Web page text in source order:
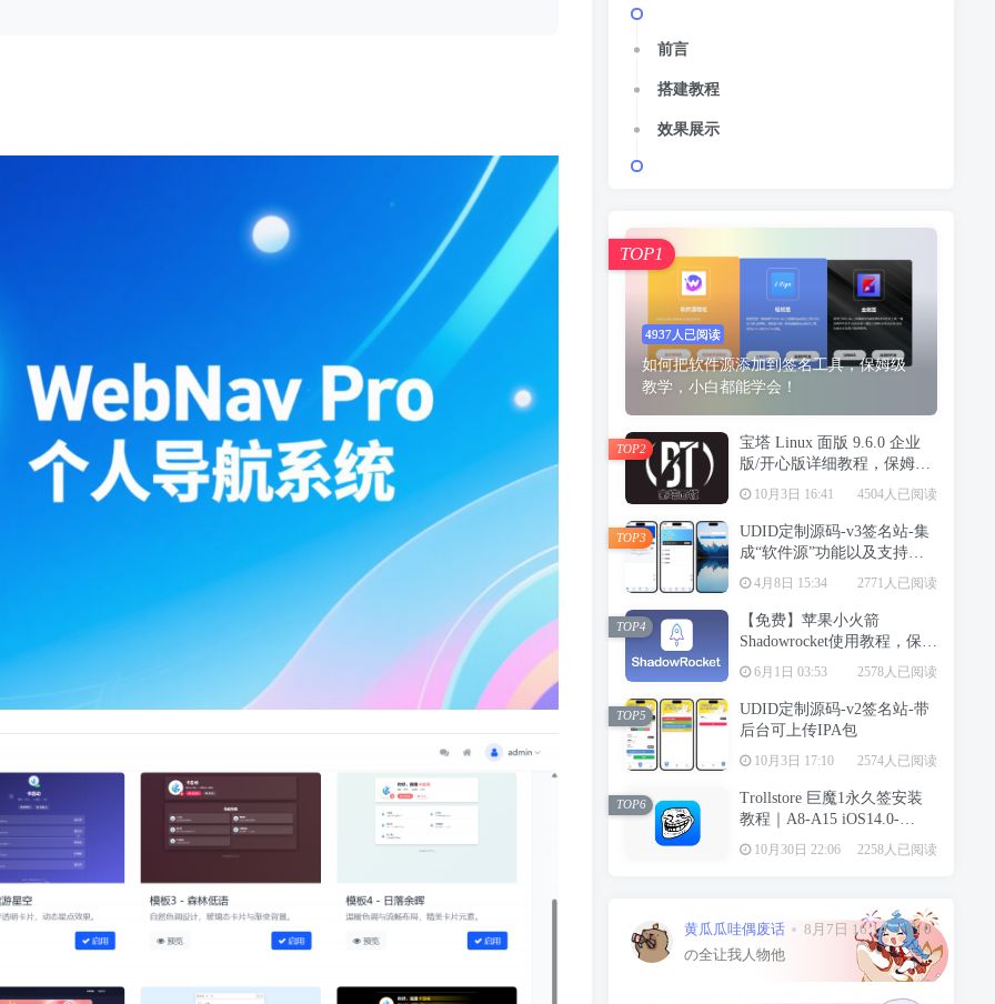
前言
搭建教程
效果展示
4937人已阅读
如何把软件源添加到签名工具，保姆级
教学，小白都能学会！
TOP1
宝塔 Linux 面版 9.6.0 企业
版/开心版详细教程，保姆级
教学
10月3日 16:41 4504人已阅读
TOP2
UDID定制源码-v3签名站-集
成“软件源”功能以及支持上
传“免费证书”自签
4月8日 15:34 2771人已阅读
TOP3
【免费】苹果小火箭
Shadowrocket使用教程，保姆
级教学请勿用于违法行为！
6月1日 03:53 2578人已阅读
TOP4
UDID定制源码-v2签名站-带
后台可上传IPA包
10月3日 17:10 2574人已阅读
TOP5
Trollstore 巨魔1永久签安装
教程｜A8-A15 iOS14.0-
15.4.1
10月30日 22:06 2258人已阅读
TOP6
黄瓜瓜哇偶废话 8月7日 16:14
0
の全让我人物他